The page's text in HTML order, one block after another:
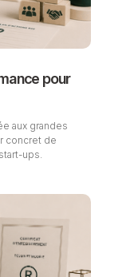
pour
aux grandes
concret de
ups.